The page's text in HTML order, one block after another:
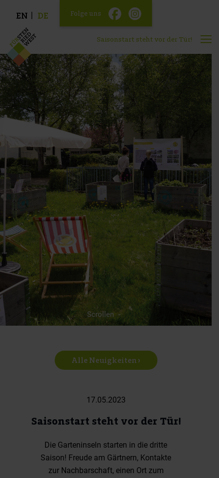
EN DE Folge uns
Saisonstart steht vor der Tür!
Scrollen
Alle Neuigkeiten ›
17.05.2023
Saisonstart steht vor der Tür!
Die Garteninseln starten in die dritte
Saison! Freude am Gärtnern, Kontakte
zur Nachbarschaft, einen Ort zum